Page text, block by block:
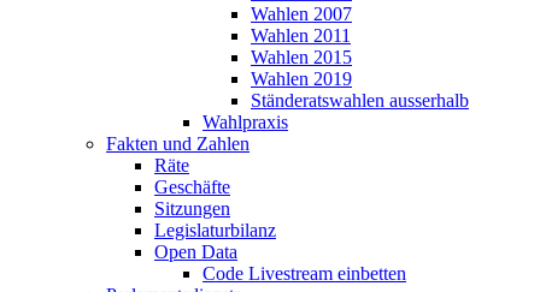
Wahlen 2007
Wahlen 2011
Wahlen 2015
Wahlen 2019
Ständeratswahlen ausserhalb
Wahlpraxis
Fakten und Zahlen
Räte
Geschäfte
Sitzungen
Legislaturbilanz
Open Data
Code Livestream einbetten